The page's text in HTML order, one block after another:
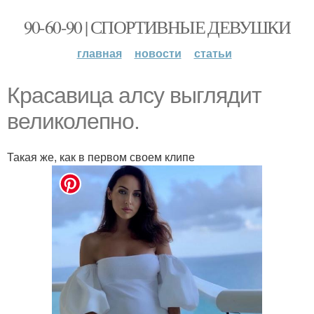
90-60-90 | СПОРТИВНЫЕ ДЕВУШКИ
главная новости статьи
Красавица алсу выглядит
великолепно.
Такая же, как в первом своем клипе